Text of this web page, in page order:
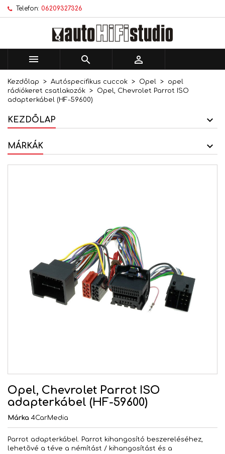
Telefon: 06209327326
  
Kezdőlap Autóspecifikus cuccok Opel
opel
rádiókeret csatlakozók
Opel, Chevrolet Parrot ISO
adapterkábel (HF-59600)
KEZDŐLAP
MÁRKÁK
Opel, Chevrolet Parrot ISO
adapterkábel (HF-59600)
Márka 4CarMedia
Parrot adapterkábel. Parrot kihangosító beszereléséhez,
lehetõvé a téve a némítást / kihangosítást és a
Kívánságlistáim ×
Új lista létrehozása
Kívánságlista létrehozása ×
Kívánságlista neve
Mégsem
Bejelentkezés ×
történő mentéséhez.
Mégsem Bejelentkezés